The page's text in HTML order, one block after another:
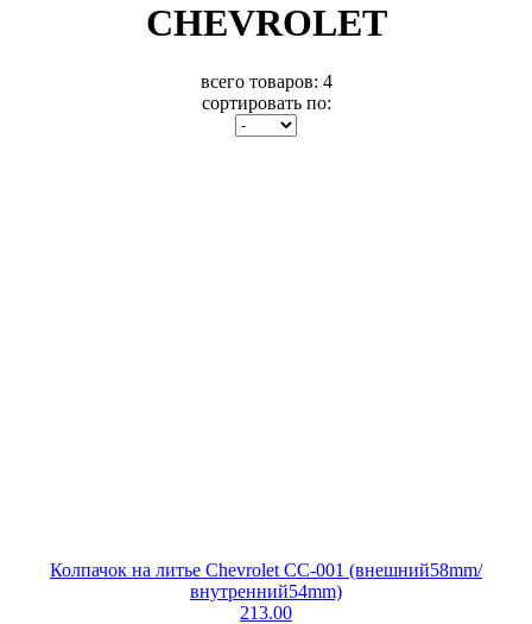
CHEVROLET
всего товаров: 4
сортировать по:
Колпачок на литье Chevrolet CC-001 (внешний58mm/
внутренний54mm)
213.00